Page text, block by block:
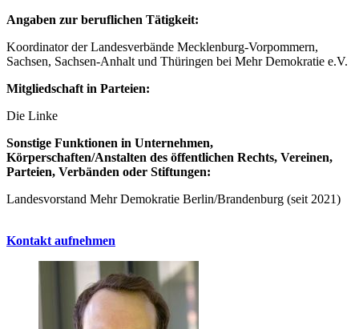
Angaben zur beruflichen Tätigkeit:
Koordinator der Landesverbände Mecklenburg-Vorpommern,
Sachsen, Sachsen-Anhalt und Thüringen bei Mehr Demokratie e.V.
Mitgliedschaft in Parteien:
Die Linke
Sonstige Funktionen in Unternehmen,
Körperschaften/Anstalten des öffentlichen Rechts, Vereinen,
Parteien, Verbänden oder Stiftungen:
Landesvorstand Mehr Demokratie Berlin/Brandenburg (seit 2021)
Kontakt aufnehmen